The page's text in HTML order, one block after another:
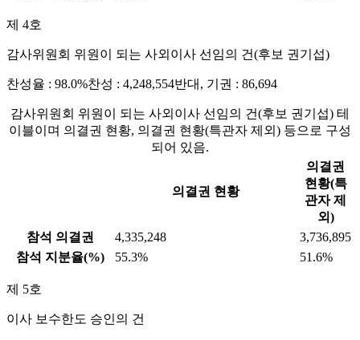
제 4호
감사위원회 위원이 되는 사외이사 선임의 건(후보 권기섭)
찬성율 : 98.0%찬성 : 4,248,554반대, 기권 : 86,694
감사위원회 위원이 되는 사외이사 선임의 건(후보 권기섭) 테
이블이며 의결권 현황, 의결권 현황(특관자 제외) 등으로 구성
되어 있음.
의결권 현황
의결권
현황(특
관자 제
외)
참석 의결권
4,335,248
3,736,895
참석 지분율(%)
55.3% 51.6%
제 5호
이사 보수한도 승인의 건